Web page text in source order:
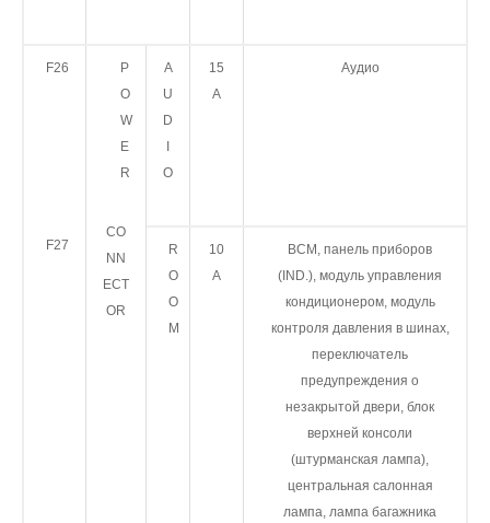
F26
F27
P
O
W
E
R
CO
NN
ECT
OR
A
U
D
O
15
А
Аудио
R
O
O
M
10
А
BCM, панель приборов
(IND.), модуль управления
кондиционером, модуль
контроля давления в шинах,
переключатель
предупреждения о
незакрытой двери, блок
верхней консоли
(штурманская лампа),
центральная салонная
лампа, лампа багажника